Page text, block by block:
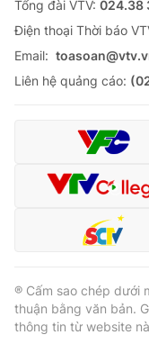
Tổng đài VTV: 024.38
Ðiện thoại Thời báo
Email:
Liên hệ quảng cáo:
® Cấm sao chép dưới
thuận bằng văn bản.
thông tin từ website